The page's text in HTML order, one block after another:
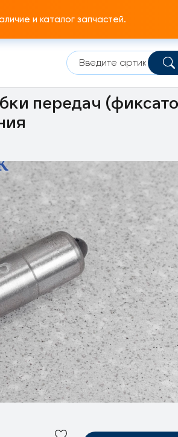
и каталог запчастей.
передач